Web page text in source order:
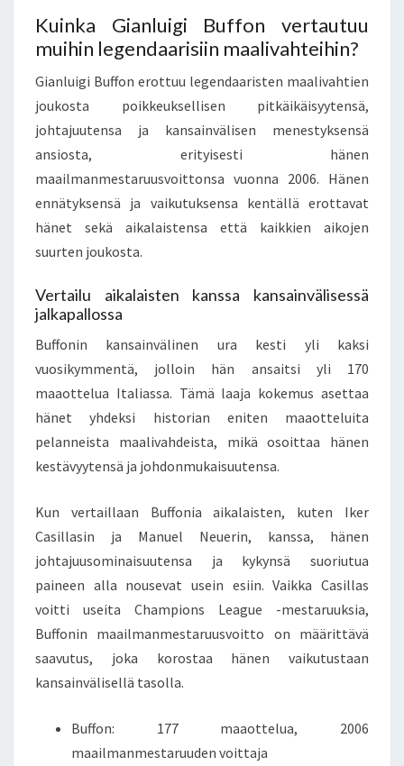
Kuinka Gianluigi Buffon vertautuu
muihin legendaarisiin maalivahteihin?
Gianluigi Buffon erottuu legendaaristen maalivahtien
joukosta poikkeuksellisen pitkäikäisyytensä,
johtajuutensa ja kansainvälisen menestyksensä
ansiosta, erityisesti hänen
maailmanmestaruusvoittonsa vuonna 2006. Hänen
ennätyksensä ja vaikutuksensa kentällä erottavat
hänet sekä aikalaistensa että kaikkien aikojen
suurten joukosta.
Vertailu aikalaisten kanssa kansainvälisessä
jalkapallossa
Buffonin kansainvälinen ura kesti yli kaksi
vuosikymmentä, jolloin hän ansaitsi yli 170
maaottelua Italiassa. Tämä laaja kokemus asettaa
hänet yhdeksi historian eniten maaotteluita
pelanneista maalivahdeista, mikä osoittaa hänen
kestävyytensä ja johdonmukaisuutensa.
Kun vertaillaan Buffonia aikalaisten, kuten Iker
Casillasin ja Manuel Neuerin, kanssa, hänen
johtajuusominaisuutensa ja kykynsä suoriutua
paineen alla nousevat usein esiin. Vaikka Casillas
voitti useita Champions League -mestaruuksia,
Buffonin maailmanmestaruusvoitto on määrittävä
saavutus, joka korostaa hänen vaikutustaan
kansainvälisellä tasolla.
Buffon: 177 maaottelua, 2006
maailmanmestaruuden voittaja